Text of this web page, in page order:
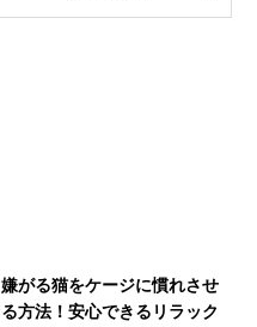
嫌がる猫をケージに慣れさせ
る方法！安心できるリラック